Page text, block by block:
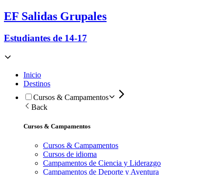
EF Salidas Grupales
Estudiantes de 14-17
Inicio
Destinos
Cursos & Campamentos
Back
Cursos & Campamentos
Cursos & Campamentos
Cursos de idioma
Campamentos de Ciencia y Liderazgo
Campamentos de Deporte y Aventura